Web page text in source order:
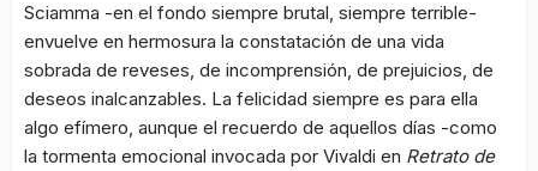
Sciamma -en el fondo siempre brutal, siempre terrible-
envuelve en hermosura la constatación de una vida
sobrada de reveses, de incomprensión, de prejuicios, de
deseos inalcanzables. La felicidad siempre es para ella
algo efímero, aunque el recuerdo de aquellos días -como
la tormenta emocional invocada por Vivaldi en Retrato de